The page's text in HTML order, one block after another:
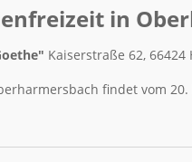
in
Kaiserstraße 62, 66424
findet vom 20.